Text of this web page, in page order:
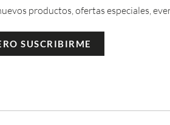
productos, ofertas especiales,
SUSCRIBIRME